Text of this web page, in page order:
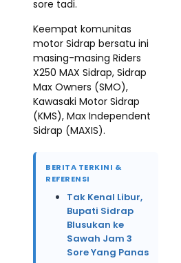
sore tadi.
Keempat komunitas
motor Sidrap bersatu ini
masing-masing Riders
X250 MAX Sidrap, Sidrap
Max Owners (SMO),
Kawasaki Motor Sidrap
(KMS), Max Independent
Sidrap (MAXIS).
BERITA TERKINI &
REFERENSI
Tak Kenal Libur,
Bupati Sidrap
Blusukan ke
Sawah Jam 3
Sore Yang Panas